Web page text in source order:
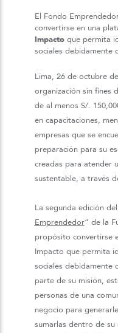
El Fondo
convertirse en una
Impactoque permita
sociales debidamente
Lima, 26 de octubre
organización sin fines
de al menos S/.
en capacitaciones,
empresas que se
preparación para su
creadas para atender
sustentable, a través
La segunda edición
Emprendedor” de la
propósito convertirse
Impacto que permita
sociales debidamente
parte de su misión,
personas de una
negocio para
sumarlas dentro de